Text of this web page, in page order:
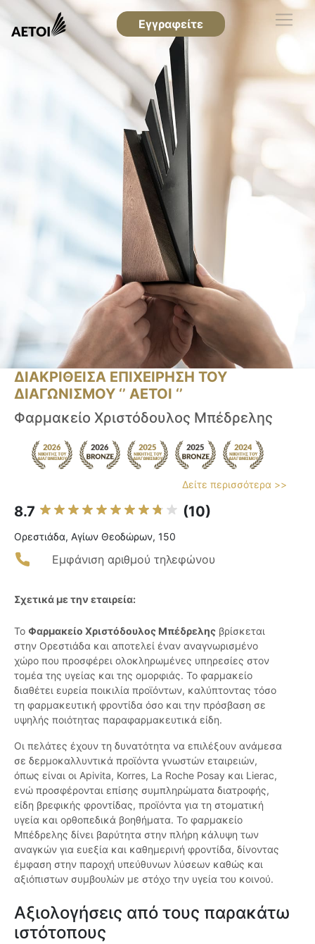
Εγγραφείτε
ΔΙΑΚΡΙΘΕΙΣΑ ΕΠΙΧΕΙΡΗΣΗ ΤΟΥ
ΔΙΑΓΩΝΙΣΜΟΥ ‘’ ΑΕΤΟΙ ‘’
Φαρμακείο Χριστόδουλος Μπέδρελης
Δείτε περισσότερα >>
8.7 (10)
Ορεστιάδα, Αγίων Θεοδώρων, 150
Εμφάνιση αριθμού τηλεφώνου
Σχετικά με την εταιρεία:
Το Φαρμακείο Χριστόδουλος Μπέδρελης βρίσκεται
στην Ορεστιάδα και αποτελεί έναν αναγνωρισμένο
χώρο που προσφέρει ολοκληρωμένες υπηρεσίες στον
τομέα της υγείας και της ομορφιάς. Το φαρμακείο
διαθέτει ευρεία ποικιλία προϊόντων, καλύπτοντας τόσο
τη φαρμακευτική φροντίδα όσο και την πρόσβαση σε
υψηλής ποιότητας παραφαρμακευτικά είδη.
Οι πελάτες έχουν τη δυνατότητα να επιλέξουν ανάμεσα
σε δερμοκαλλυντικά προϊόντα γνωστών εταιρειών,
όπως είναι οι Apivita, Korres, La Roche Posay και Lierac,
ενώ προσφέρονται επίσης συμπληρώματα διατροφής,
είδη βρεφικής φροντίδας, προϊόντα για τη στοματική
υγεία και ορθοπεδικά βοηθήματα. Το φαρμακείο
Μπέδρελης δίνει βαρύτητα στην πλήρη κάλυψη των
αναγκών για ευεξία και καθημερινή φροντίδα, δίνοντας
έμφαση στην παροχή υπεύθυνων λύσεων καθώς και
αξιόπιστων συμβουλών με στόχο την υγεία του κοινού.
Αξιολογήσεις από τους παρακάτω
ιστότοπους